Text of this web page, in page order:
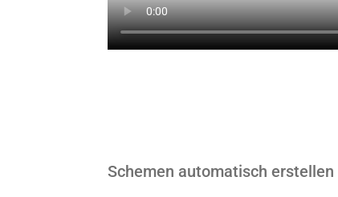
Schemen automatisch erstellen